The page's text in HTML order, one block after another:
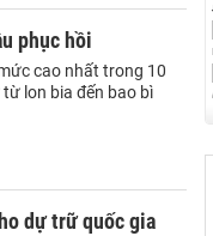
phục hồi
cao nhất trong 10
lon bia đến bao bì
dự trữ quốc gia